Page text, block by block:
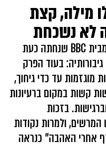
מילה, קצת
לא נשכחת
הדרמה הרומנטית התקופתית מבית BBC שנחתה כעת
בעוד הפרק
מוגזמות עד כדי גיחוך,
קשות במקום ברעיונות
בזכות
ולמרות נקודות
אחרי האהבה" כנראה